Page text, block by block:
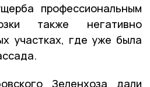
профессиональным
также негативно
участках, где уже была
Зеленхоза дали